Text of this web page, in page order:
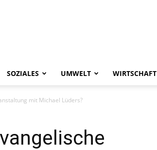
SOZIALES UMWELT WIRTSCHAFT
mit Michael Lüders?